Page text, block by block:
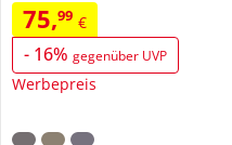
75,99 €
- 16% gegenüber UVP
Werbepreis